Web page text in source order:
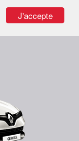
J'accepte